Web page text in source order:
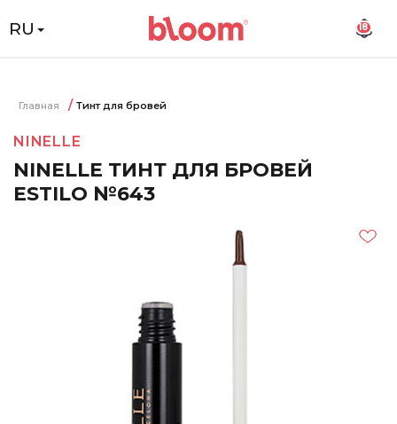
RU 18
Главная Тинт для бровей
NINELLE
NINELLE ТИНТ ДЛЯ БРОВЕЙ
ESTILO №643